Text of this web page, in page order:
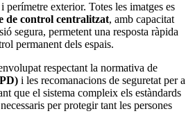
perímetre exterior. Totes les imatges es
de control centralitzat, amb capacitat
segura, permetent una resposta ràpida
permanent dels espais.
respectant la normativa de
i les recomanacions de seguretat per a
que el sistema compleix els estàndards
per protegir tant les persones